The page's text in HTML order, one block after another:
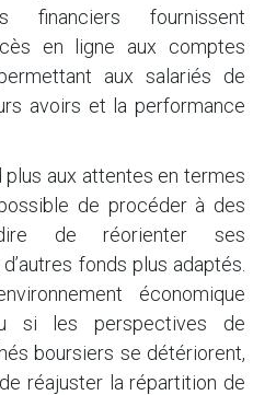
financiers fournissent
en ligne aux comptes
aux salariés de
avoirs et la performance
plus aux attentes en termes
de procéder à des
dire de réorienter ses
fonds plus adaptés.
économique
si les perspectives de
boursiers se détériorent,
réajuster la répartition de